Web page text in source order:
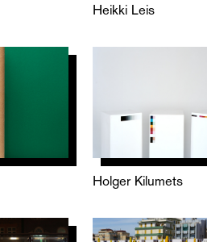
Heikki Leis
Holger Kilumets